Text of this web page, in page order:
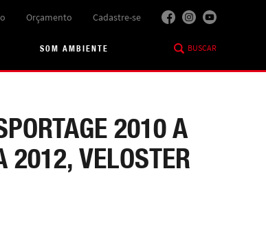
Orçamento Cadastre-se
SOM AMBIENTE BUSCAR
2010 A
VELOSTER